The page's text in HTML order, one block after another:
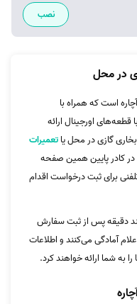
نصب
در محل
است که همراه با
اورجینال ارائه
گازی در محل یاتعمیرات
در کادر پایین همین صفحه
شماره 1471 به‌صورت تلفنی برای ثبت درخواست اقدام
دقیقه پس از ثبت سفارش
آمادگی می‌کنند و اطلاعات
به شما ارائه خواهند کرد.